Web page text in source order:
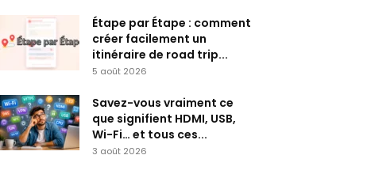
Étape par Étape : comment
créer facilement un
itinéraire de road trip...
5 août 2026
Savez-vous vraiment ce
que signifient HDMI, USB,
Wi-Fi… et tous ces...
3 août 2026